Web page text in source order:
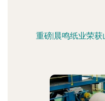
重磅|晨鸣纸业荣